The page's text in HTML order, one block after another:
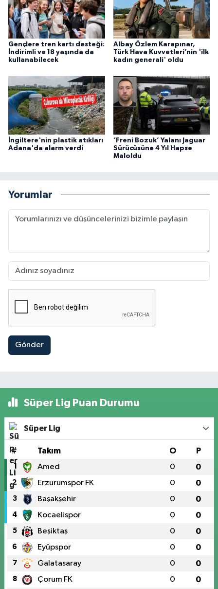
Gençlere tren kartı desteği:
İndirimli ve 18 yaşında da
kullanabilecek
Albay Özlem Karapınar,
Türk Hava Kuvvetleri’nin 'ilk
kadın generali' oldu
İngiltere'nin plastik atıkları
Adana'da alarm verdi
‘Freni Bozuk’ Yalanı Jaguar
Sürücüsüne 4 Yıl Hapse
Maloldu
Yorumlar
Gönder
Süper Lig Puan Durumu
Süper Lig
# Takım O P
1 Amed 0 0
2 Erzurumspor FK 0 0
3 Başakşehir 0 0
4 Kocaelispor 0 0
5 Beşiktaş 0 0
6 Eyüpspor 0 0
7 Galatasaray 0 0
8 Çorum FK 0 0